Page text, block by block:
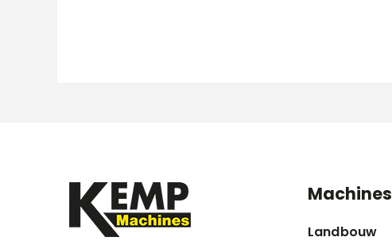
Machines
Landbouw